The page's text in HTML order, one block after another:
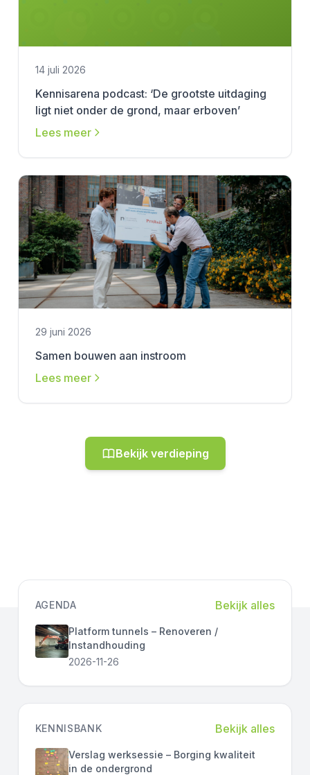
14 juli 2026
Kennisarena podcast: ‘De grootste uitdaging
ligt niet onder de grond, maar erboven’
Lees meer
29 juni 2026
Samen bouwen aan instroom
Lees meer
Bekijk verdieping
AGENDA Bekijk alles
Platform tunnels – Renoveren /
Instandhouding
2026-11-26
KENNISBANK Bekijk alles
Verslag werksessie – Borging kwaliteit
in de ondergrond